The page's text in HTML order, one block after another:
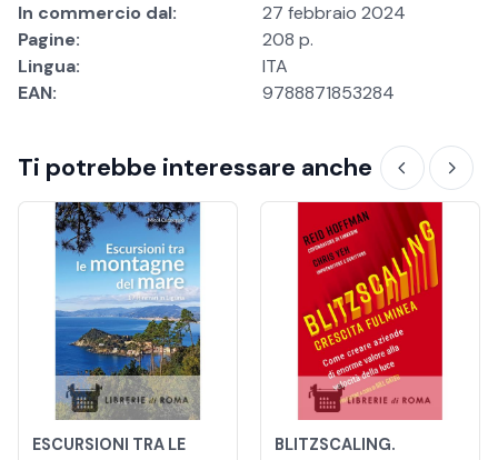
In commercio dal:
Pagine:
Lingua:
EAN:
27 febbraio 2024
208 p.
ITA
9788871853284
Ti potrebbe interessare anche
ESCURSIONI TRA LE
BLITZSCALING.